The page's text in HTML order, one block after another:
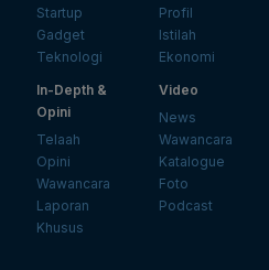
Startup
Gadget
Teknologi
Profil
Istilah
Ekonomi
In-Depth &
Opini
Telaah
Opini
Wawancara
Laporan
Khusus
Video
News
Wawancara
Katalogue
Foto
Podcast